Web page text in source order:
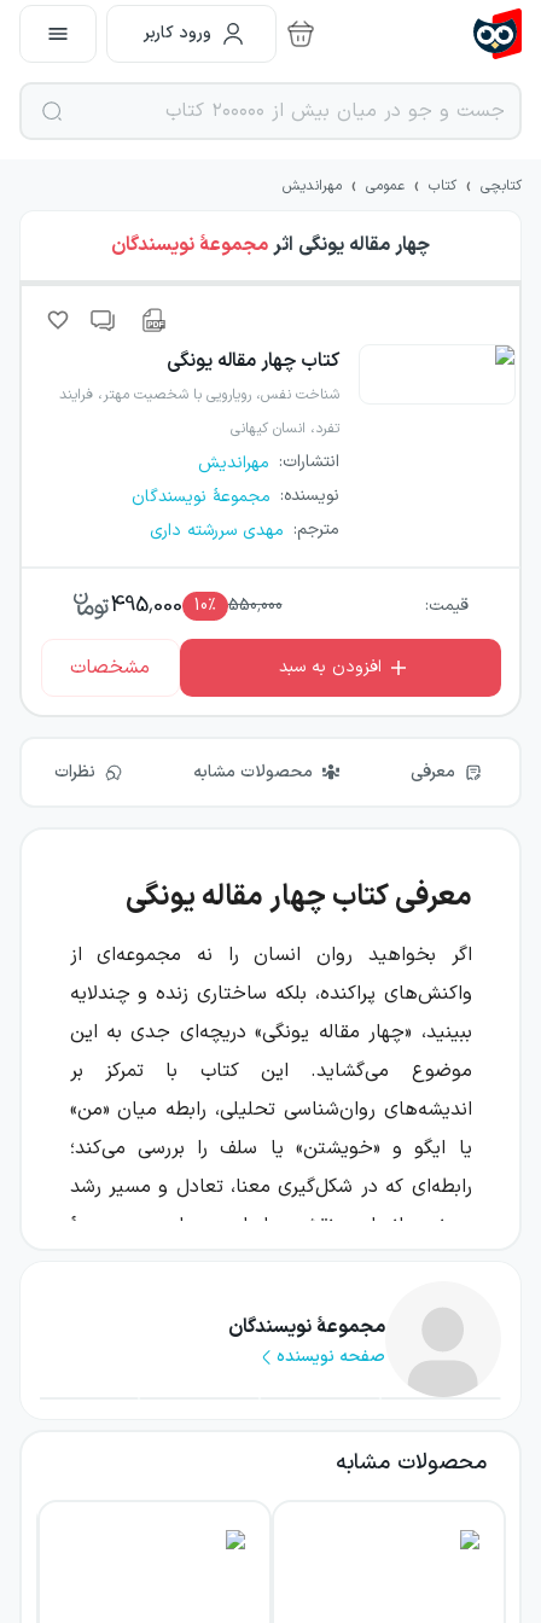
ورود کاربر
کتابچی › کتاب › عمومی › مهراندیش
چهار مقاله یونگی اثرمجموعهٔ نویسندگان
کتاب چهار مقاله یونگی
شناخت نفس، رویارویی با شخصیت مهتر، فرایند
تفرد، انسان کیهانی
انتشارات: مهراندیش
نویسنده: مجموعهٔ نویسندگان
مترجم: مهدی سررشته داری
قیمت: 550,000
10٪ 495,000
افزودن به سبد مشخصات
معرفی محصولات مشابه نظرات
معرفی کتاب چهار مقاله یونگی
اگر بخواهید روان انسان را نه مجموعه‌ای از
واکنش‌های پراکنده، بلکه ساختاری زنده و چندلایه
ببینید، «چهار مقاله یونگی» دریچه‌ای جدی به این
موضوع می‌گشاید. این کتاب با تمرکز بر
اندیشه‌های روان‌شناسی تحلیلی، رابطه میان «من»
یا ایگو و «خویشتن» یا سلف را بررسی می‌کند؛
رابطه‌ای که در شکل‌گیری معنا، تعادل و مسیر رشد
درونی انسان نقشی اساسی دارد. مجموعهٔ
نمادشناسی برای نزدیک شدن به یکی از
بنیادی‌ترین پرسش‌ها استفاده می‌کند: انسان
چگونه می‌تواند با تمامیت پنهان روان خود روبه‌رو
این کتاب برای خواننده‌ای نوشته شده است که
خودآگاهی حرکت کند و با لایه‌های ناآگاه روان
مجموعهٔ نویسندگان
صفحه نویسنده
محصولات مشابه